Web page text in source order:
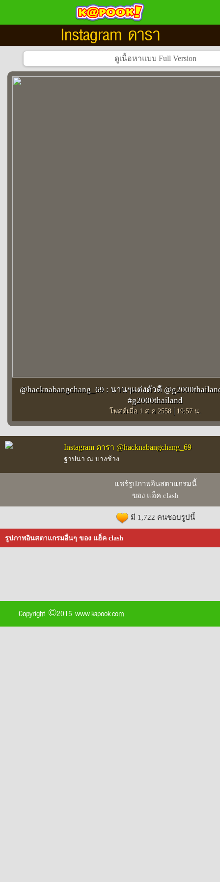
Instagram ดารา
@hacknabangchang_69 : นานๆแต่งตัวดี
#g2000thailand
โพสต์เมื่อ 1 ส.ค 2558 | 19:57 น.
Instagram ดารา @hacknabangchang_69
ฐาปนา ณ บางช้าง
แชร์รูปภาพอินสตาแกรมนี้
ของ แฮ็ค clash
มี 1,722 คนชอบรูปนี้
รูปภาพอินสตาแกรมอื่นๆ ของ แฮ็ค clash
Copyright ©2015 www.kapook.com